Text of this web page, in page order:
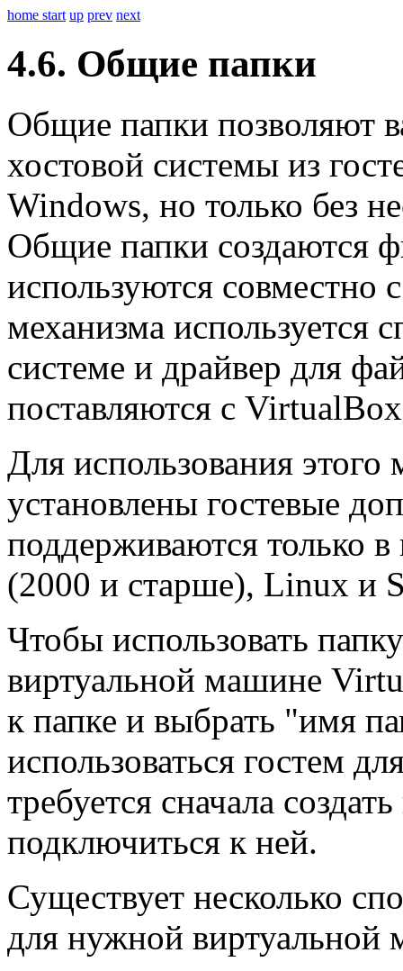
home start up prev next
4.6. Общие папки
Общие папки позволяют
хостовой системы из
Windows, но только без
Общие папки создаются
используются совместно
механизма используется
системе и драйвер для
поставляются с
Для использования
установлены гостевые
поддерживаются только
(2000 и старше), Linux и
Чтобы использовать
виртуальной машине
к папке и выбрать "имя
использоваться гостем
требуется сначала
подключиться к ней.
Существует несколько
для нужной